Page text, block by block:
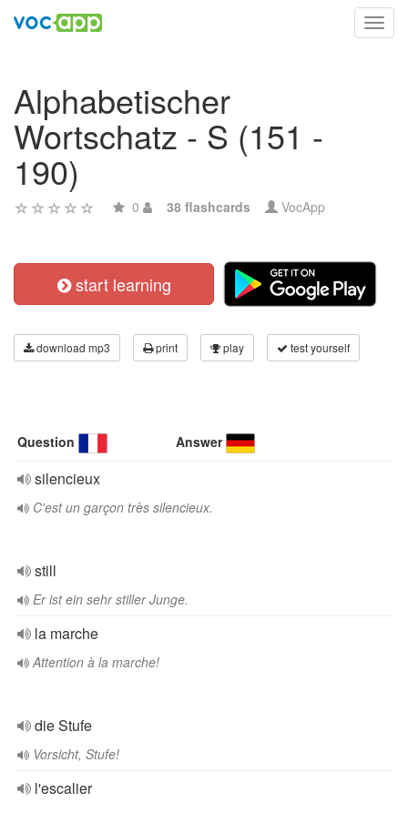
Alphabetischer
Wortschatz - S (151 -
190)
0 38 flashcards VocApp
start learning
download mp3 print play test yourself
Question Answer
silencieux
C'est un garçon très silencieux.
still
Er ist ein sehr stiller Junge.
la marche
Attention à la marche!
die Stufe
Vorsicht, Stufe!
l'escalier